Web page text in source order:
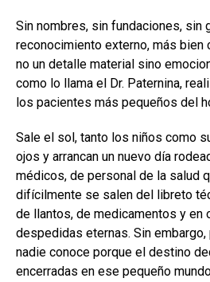
Sin nombres, sin fundaciones, sin
reconocimiento externo, más bien
no un detalle material sino
como lo llama el Dr. Paternina,
los pacientes más pequeños del
Sale el sol, tanto los niños como
ojos y arrancan un nuevo día
médicos, de personal de la salud
difícilmente se salen del libreto
de llantos, de medicamentos y en
despedidas eternas. Sin
nadie conoce porque el destino
encerradas en ese pequeño